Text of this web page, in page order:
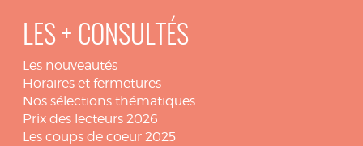
LES + CONSULTÉS
Les nouveautés
Horaires et fermetures
Nos sélections thématiques
Prix des lecteurs 2026
Les coups de coeur 2025